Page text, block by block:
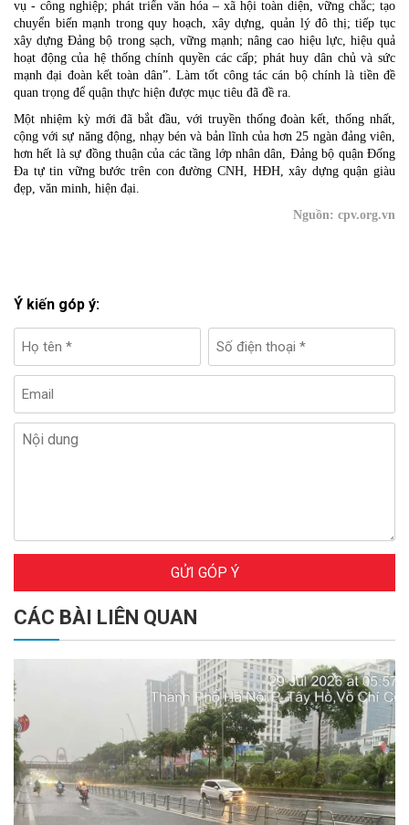
vụ - công nghiệp; phát triển văn hóa – xã hội toàn diện, vững chắc; tạo
chuyển biến mạnh trong quy hoạch, xây dựng, quản lý đô thị; tiếp tục
xây dựng Đảng bộ trong sạch, vững mạnh; nâng cao hiệu lực, hiệu quả
hoạt động của hệ thống chính quyền các cấp; phát huy dân chủ và sức
mạnh đại đoàn kết toàn dân”. Làm tốt công tác cán bộ chính là tiền đề
quan trọng để quận thực hiện được mục tiêu đã đề ra.
Một nhiệm kỳ mới đã bắt đầu, với truyền thống đoàn kết, thống nhất,
cộng với sự năng động, nhạy bén và bản lĩnh của hơn 25 ngàn đảng viên,
hơn hết là sự đồng thuận của các tầng lớp nhân dân, Đảng bộ quận Đống
Đa tự tin vững bước trên con đường CNH, HĐH, xây dựng quận giàu
đẹp, văn minh, hiện đại.
Nguồn: cpv.org.vn
Ý kiến góp ý:
GỬI GÓP Ý
CÁC BÀI LIÊN QUAN